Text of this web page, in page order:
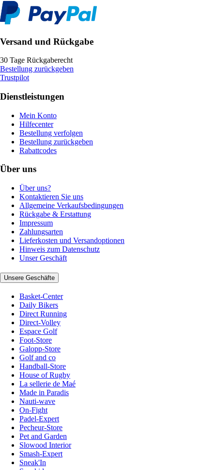
Versand und Rückgabe
30 Tage Rückgaberecht
Bestellung zurückgeben
Trustpilot
Dienstleistungen
Mein Konto
Hilfecenter
Bestellung verfolgen
Bestellung zurückgeben
Rabattcodes
Über uns
Über uns?
Kontaktieren Sie uns
Allgemeine Verkaufsbedingungen
Rückgabe & Erstattung
Impressum
Zahlungsarten
Lieferkosten und Versandoptionen
Hinweis zum Datenschutz
Unser Geschäft
Unsere Geschäfte
Basket-Center
Daily Bikers
Direct Running
Direct-Volley
Espace Golf
Foot-Store
Galopp-Store
Golf and co
Handball-Store
House of Rugby
La sellerie de Maé
Made in Paradis
Nauti-wave
On-Fight
Padel-Expert
Pecheur-Store
Pet and Garden
Slowood Interior
Smash-Expert
Sneak'In